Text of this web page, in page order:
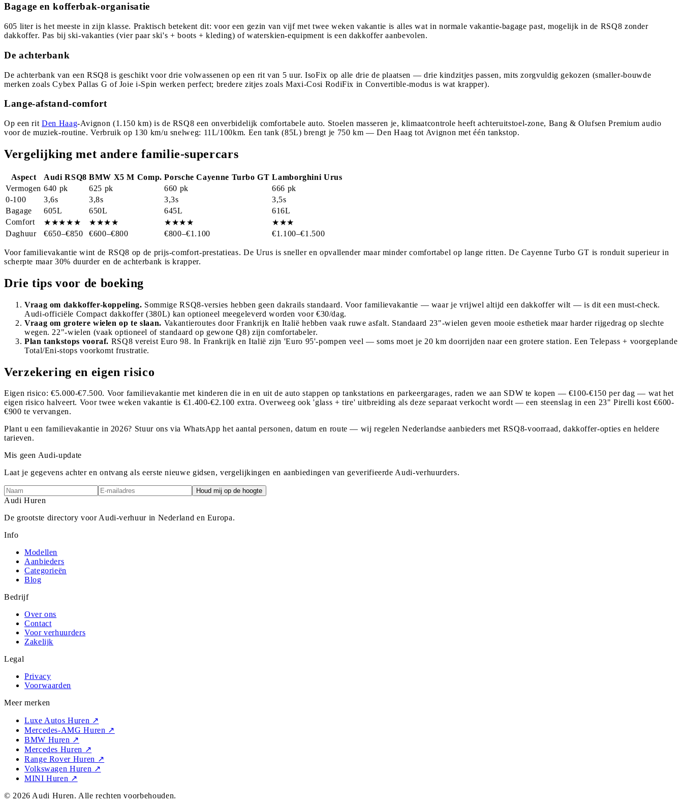
Bagage en kofferbak-organisatie
605 liter is het meeste in zijn klasse. Praktisch betekent dit: voor een gezin van vijf met twee weken vakantie is alles wat in normale vakantie-bagage past, mogelijk in de RSQ8 zonder
dakkoffer. Pas bij ski-vakanties (vier paar ski's + boots + kleding) of waterskien-equipment is een dakkoffer aanbevolen.
De achterbank
De achterbank van een RSQ8 is geschikt voor drie volwassenen op een rit van 5 uur. IsoFix op alle drie de plaatsen — drie kindzitjes passen, mits zorgvuldig gekozen (smaller-bouwde
merken zoals Cybex Pallas G of Joie i-Spin werken perfect; bredere zitjes zoals Maxi-Cosi RodiFix in Convertible-modus is wat krapper).
Lange-afstand-comfort
Op een ritDen Haag-Avignon (1.150 km) is de RSQ8 een onverbidelijk comfortabele auto. Stoelen masseren je, klimaatcontrole heeft achteruitstoel-zone, Bang & Olufsen Premium audio
voor de muziek-routine. Verbruik op 130 km/u snelweg: 11L/100km. Een tank (85L) brengt je 750 km — Den Haag tot Avignon met één tankstop.
Vergelijking met andere familie-supercars
Aspect Audi RSQ8 BMW X5 M Comp. Porsche Cayenne Turbo GT Lamborghini Urus
Vermogen 640 pk 625 pk 660 pk
666 pk
0-100
3,6s 3,8s 3,3s
3,5s
Bagage
605L 650L 645L
616L
Comfort
★★★★★ ★★★★ ★★★★
★★★
Daghuur
€650–€850 €600–€800 €800–€1.100 €1.100–€1.500
Voor familievakantie wint de RSQ8 op de prijs-comfort-prestatieas. De Urus is sneller en opvallender maar minder comfortabel op lange ritten. De Cayenne Turbo GT is ronduit superieur in
scherpte maar 30% duurder en de achterbank is krapper.
Drie tips voor de boeking
Vraag om dakkoffer-koppeling. Sommige RSQ8-versies hebben geen dakrails standaard. Voor familievakantie — waar je vrijwel altijd een dakkoffer wilt — is dit een must-check.
Audi-officiële Compact dakkoffer (380L) kan optioneel meegeleverd worden voor €30/dag.
Vraag om grotere wielen op te slaan. Vakantieroutes door Frankrijk en Italië hebben vaak ruwe asfalt. Standaard 23"-wielen geven mooie esthetiek maar harder rijgedrag op slechte
wegen. 22"-wielen (vaak optioneel of standaard op gewone Q8) zijn comfortabeler.
Plan tankstops vooraf. RSQ8 vereist Euro 98. In Frankrijk en Italië zijn 'Euro 95'-pompen veel — soms moet je 20 km doorrijden naar een grotere station. Een Telepass + voorgeplande
Total/Eni-stops voorkomt frustratie.
Verzekering en eigen risico
Eigen risico: €5.000-€7.500. Voor familievakantie met kinderen die in en uit de auto stappen op tankstations en parkeergarages, raden we aan SDW te kopen — €100-€150 per dag — wat het
eigen risico halveert. Voor twee weken vakantie is €1.400-€2.100 extra. Overweeg ook 'glass + tire' uitbreiding als deze separaat verkocht wordt — een steenslag in een 23" Pirelli kost €600-
€900 te vervangen.
Plant u een familievakantie in 2026? Stuur ons via WhatsApp het aantal personen, datum en route — wij regelen Nederlandse aanbieders met RSQ8-voorraad, dakkoffer-opties en heldere
tarieven.
Mis geen Audi-update
Laat je gegevens achter en ontvang als eerste nieuwe gidsen, vergelijkingen en aanbiedingen van geverifieerde Audi-verhuurders.
Houd mij op de hoogte
Audi Huren
De grootste directory voor Audi-verhuur in Nederland en Europa.
Info
Modellen
Aanbieders
Categorieën
Blog
Bedrijf
Over ons
Contact
Voor verhuurders
Zakelijk
Legal
Privacy
Voorwaarden
Meer merken
Luxe Autos Huren ↗
Mercedes-AMG Huren ↗
BMW Huren ↗
Mercedes Huren ↗
Range Rover Huren ↗
Volkswagen Huren ↗
MINI Huren ↗
©2026 Audi Huren. Alle rechten voorbehouden.